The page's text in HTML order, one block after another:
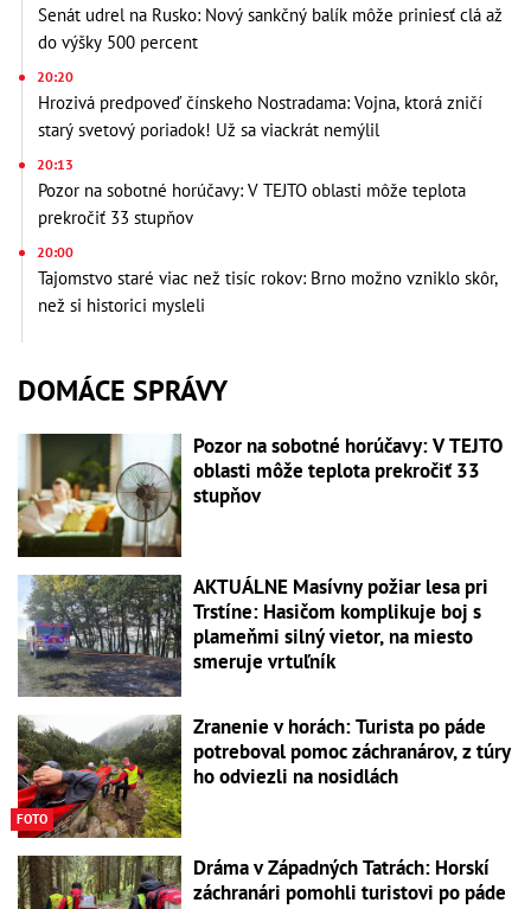
Senát udrel na Rusko: Nový sankčný balík môže priniesť clá až
do výšky 500 percent
20:20
Hrozivá predpoveď čínskeho Nostradama: Vojna, ktorá zničí
starý svetový poriadok! Už sa viackrát nemýlil
20:13
Pozor na sobotné horúčavy: V TEJTO oblasti môže teplota
prekročiť 33 stupňov
20:00
Tajomstvo staré viac než tisíc rokov: Brno možno vzniklo skôr,
než si historici mysleli
DOMÁCE SPRÁVY
Pozor na sobotné horúčavy: V TEJTO
oblasti môže teplota prekročiť 33
stupňov
AKTUÁLNE Masívny požiar lesa pri
Trstíne: Hasičom komplikuje boj s
plameňmi silný vietor, na miesto
smeruje vrtuľník
FOTO
Zranenie v horách: Turista po páde
potreboval pomoc záchranárov, z túry
ho odviezli na nosidlách
Dráma v Západných Tatrách: Horskí
záchranári pomohli turistovi po páde